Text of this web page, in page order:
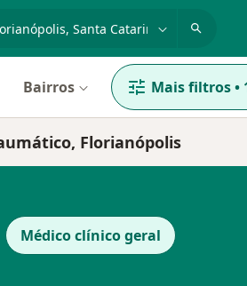
ou região
Bairros Mais filtros•
Florianópolis
Médico clínico geral